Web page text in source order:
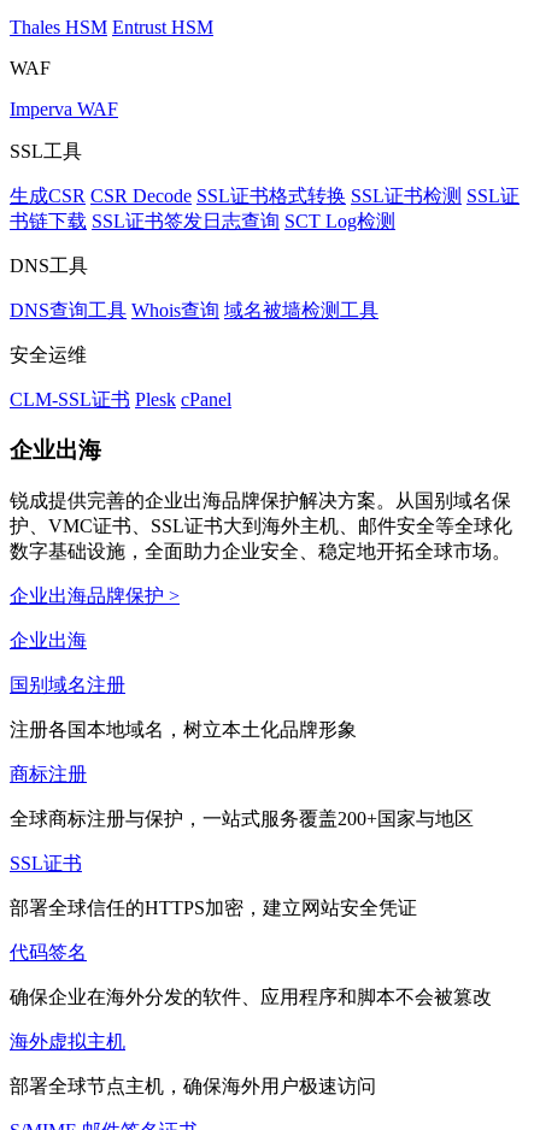
Thales HSM Entrust HSM
WAF
Imperva WAF
SSL工具
生成CSR CSR Decode SSL证书格式转换 SSL证书检测 SSL证
书链下载 SSL证书签发日志查询 SCT Log检测
DNS工具
DNS查询工具 Whois查询 域名被墙检测工具
安全运维
CLM-SSL证书 Plesk cPanel
企业出海
锐成提供完善的企业出海品牌保护解决方案。从国别域名保
护、VMC证书、SSL证书大到海外主机、邮件安全等全球化
数字基础设施，全面助力企业安全、稳定地开拓全球市场。
企业出海品牌保护 >
企业出海
国别域名注册
注册各国本地域名，树立本土化品牌形象
商标注册
全球商标注册与保护，一站式服务覆盖200+国家与地区
SSL证书
部署全球信任的HTTPS加密，建立网站安全凭证
代码签名
确保企业在海外分发的软件、应用程序和脚本不会被篡改
海外虚拟主机
部署全球节点主机，确保海外用户极速访问